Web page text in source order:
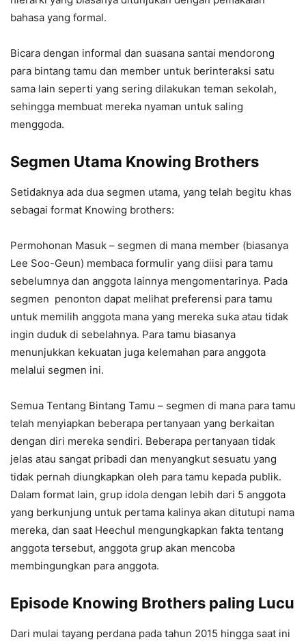
bahasa yang formal.
Bicara dengan informal dan suasana santai mendorong
para bintang tamu dan member untuk berinteraksi satu
sama lain seperti yang sering dilakukan teman sekolah,
sehingga membuat mereka nyaman untuk saling
menggoda.
Segmen Utama Knowing Brothers
Setidaknya ada dua segmen utama, yang telah begitu khas
sebagai format Knowing brothers:
Permohonan Masuk – segmen di mana member (biasanya
Lee Soo-Geun) membaca formulir yang diisi para tamu
sebelumnya dan anggota lainnya mengomentarinya. Pada
segmen penonton dapat melihat preferensi para tamu
untuk memilih anggota mana yang mereka suka atau tidak
ingin duduk di sebelahnya. Para tamu biasanya
menunjukkan kekuatan juga kelemahan para anggota
melalui segmen ini.
Semua Tentang Bintang Tamu – segmen di mana para tamu
telah menyiapkan beberapa pertanyaan yang berkaitan
dengan diri mereka sendiri. Beberapa pertanyaan tidak
jelas atau sangat pribadi dan menyangkut sesuatu yang
tidak pernah diungkapkan oleh para tamu kepada publik.
Dalam format lain, grup idola dengan lebih dari 5 anggota
yang berkunjung untuk pertama kalinya akan ditutupi nama
mereka, dan saat Heechul mengungkapkan fakta tentang
anggota tersebut, anggota grup akan mencoba
membingungkan para anggota.
Episode Knowing Brothers paling Lucu
Dari mulai tayang perdana pada tahun 2015 hingga saat ini